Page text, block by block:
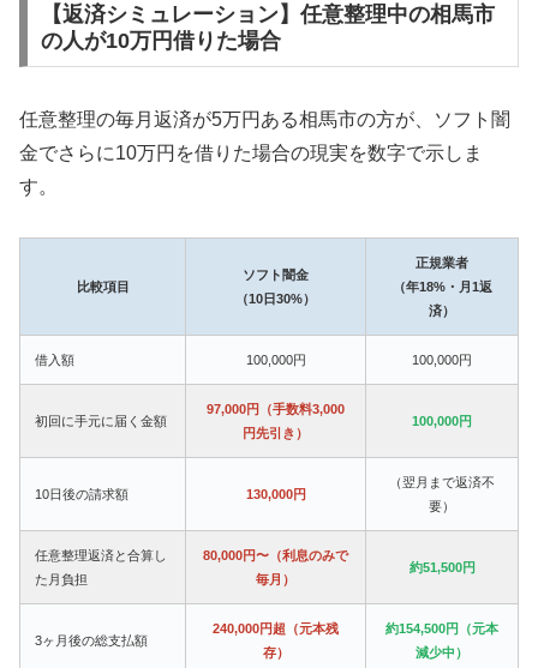
【返済シミュレーション】任意整理中の相馬市
の人が10万円借りた場合
任意整理の毎月返済が5万円ある相馬市の方が、ソフト闇
金でさらに10万円を借りた場合の現実を数字で示しま
す。
比較項目
ソフト闇金
（10日30%）
正規業者
（年18%・月1返
済）
借入額 100,000円 100,000円
初回に手元に届く金額
97,000円（手数料3,000
円先引き）
100,000円
10日後の請求額 130,000円
（翌月まで返済不
要）
任意整理返済と合算し
た月負担
80,000円〜（利息のみで
毎月）
約51,500円
3ヶ月後の総支払額
240,000円超（元本残
存）
約154,500円（元本
減少中）